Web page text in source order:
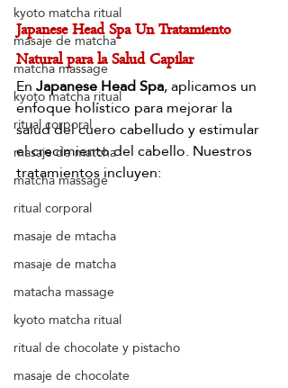
kyoto matcha ritual
masaje de matcha
matcha massage
kyoto matcha ritual
ritual corporal
masaje de matcha
matcha massage
ritual corporal
masaje de mtacha
masaje de matcha
matacha massage
kyoto matcha ritual
ritual de chocolate y pistacho
masaje de chocolate
Japanese Head Spa Un Tratamiento
Natural para la Salud Capilar
En Japanese Head Spa, aplicamos un
enfoque holístico para mejorar la
salud del cuero cabelludo y estimular
el crecimiento del cabello. Nuestros
tratamientos incluyen: